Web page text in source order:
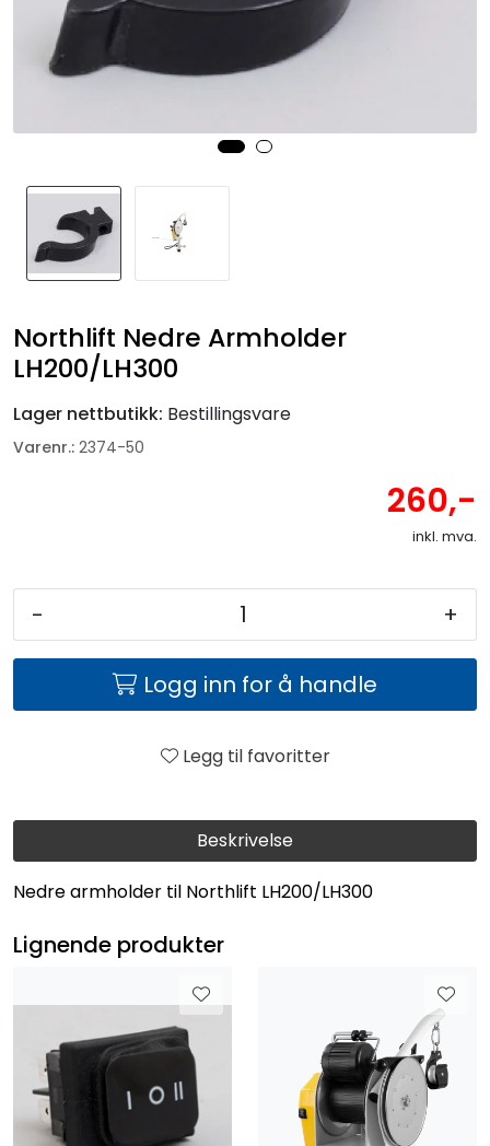
Beskrivelse
Nedre armholder til Northlift LH200/LH300
Northlift Nedre Armholder
LH200/LH300
Lager nettbutikk: Bestillingsvare
Varenr.: 2374-50
260,-
inkl. mva.
- +
Logg inn for å handle
Legg til favoritter
Lignende produkter
Fritid/Sikkerhet
Båtpleie/Opplag
Nyheter